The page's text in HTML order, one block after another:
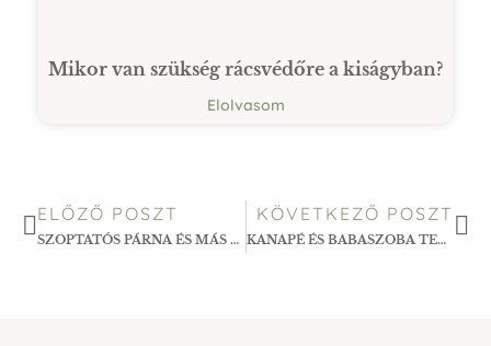
Mikor van szükség rácsvédőre a kiságyban?
Elolvasom
ELŐZŐ POSZT
SZOPTATÓS PÁRNA ÉS MÁS PRAKTIKUS TEXTIL KIEGÉSZÍTŐK A BABASZOBÁBA – 5 HASZNOS DARAB, AMIT IMÁDNI FOGSZ
KÖVETKEZŐ POSZT
KANAPÉ ÉS BABASZOBA TEXTILEK: HOGYAN TEREMTS HARMONIKUS OTTHONT A CSALÁDNAK?